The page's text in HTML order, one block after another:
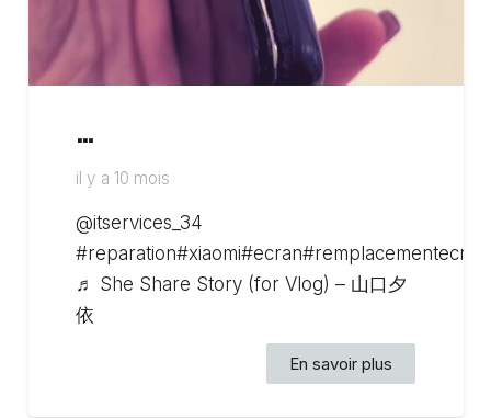
…
il y a 10 mois
@itservices_34
♬ She Share Story (for Vlog) – 山口夕
依
En savoir plus